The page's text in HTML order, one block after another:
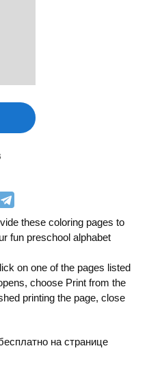
these coloring pages to
fun preschool alphabet
on one of the pages listed
choose Print from the
printing the page, close
на странице